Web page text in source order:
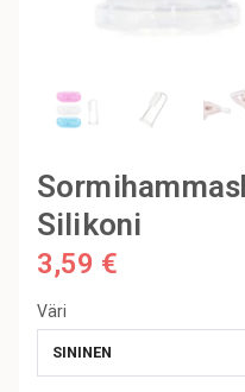
Silikoni
3,59 €
Väri
SININEN